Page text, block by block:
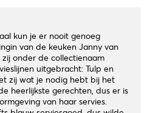
kun je er nooit genoeg
van de keuken Janny van
onder de collectienaam
uitgebracht: Tulp en
zij wat je nodig hebt bij het
heerlijkste gerechten, dus er is
van haar servies.